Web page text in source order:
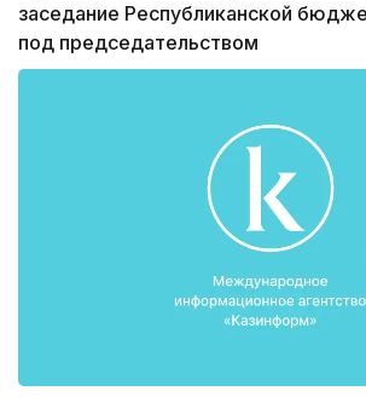
заседание Республиканской
под председательством